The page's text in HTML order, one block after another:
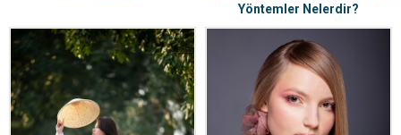
Yöntemler Nelerdir?